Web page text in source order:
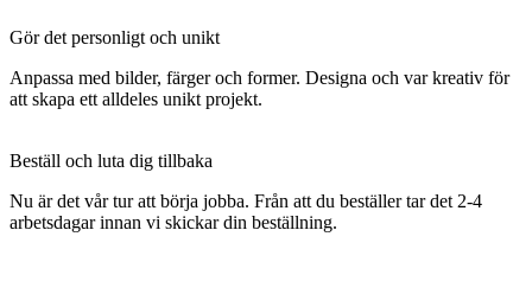
Gör det personligt och unikt
Anpassa med bilder, färger och former. Designa och var kreativ för
att skapa ett alldeles unikt projekt.
Beställ och luta dig tillbaka
Nu är det vår tur att börja jobba. Från att du beställer tar det 2-4
arbetsdagar innan vi skickar din beställning.